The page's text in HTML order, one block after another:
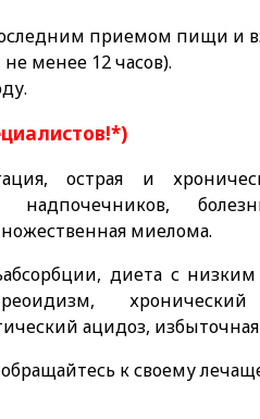
приемом пищи и
менее 12 часов).
острая и
надпочечников,
миелома.
диета с
хронический
ацидоз, избыточная
к своему